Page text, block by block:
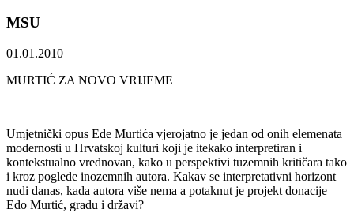
MSU
01.01.2010
MURTIĆ ZA NOVO VRIJEME
Umjetnički opus Ede Murtića vjerojatno je jedan od onih elemenata
modernosti u Hrvatskoj kulturi koji je itekako interpretiran i
kontekstualno vrednovan, kako u perspektivi tuzemnih kritičara tako
i kroz poglede inozemnih autora. Kakav se interpretativni horizont
nudi danas, kada autora više nema a potaknut je projekt donacije
Edo Murtić, gradu i državi?